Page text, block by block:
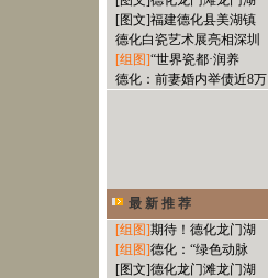
[图文]福建德化县美湖镇
德化白瓷艺术展亮相深圳
[组图]“世界瓷都·润养
德化：前妻婚内举债近8万
最 新 推 荐
[组图]期待！德化龙门湖
[组图]德化：“绿色动脉
[图文]德化龙门滩龙门湖